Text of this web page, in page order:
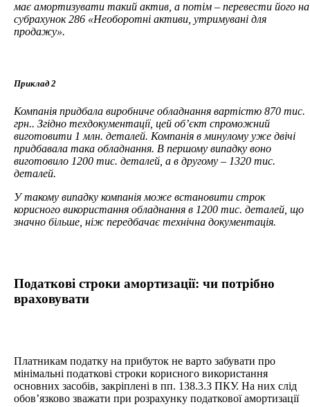
має амортизувати такий актив, а потім – перевести його на
субрахунок 286 «Необоротні активи, утримувані для
продажу».
Приклад 2
Компанія придбала виробниче обладнання вартістю 870 тис.
грн.. Згідно техдокументації, цей об’єкт спроможний
виготовити 1 млн. деталей. Компанія в минулому уже двічі
придбавала така обладнання. В першому випадку воно
виготовило 1200 тис. деталей, а в другому – 1320 тис.
деталей.
У такому випадку компанія може встановити строк
корисного використання обладнання в 1200 тис. деталей, що
значно більше, ніж передбачає технічна документація.
Податкові строки амортизації: чи потрібно
враховувати
Платникам податку на прибуток не варто забувати про
мінімальні податкові строки корисного використання
основних засобів, закріплені в пп. 138.3.3 ПКУ. На них слід
обов’язково зважати при розрахунку податкової амортизації